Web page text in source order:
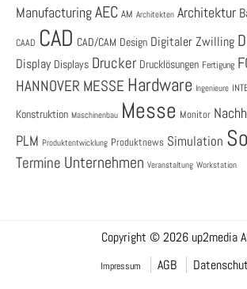
ManufacturingAEC AM Architekten Architektur
CAAD CAD CAD/CAM Design Digitaler Zwilling
Display Displays Drucker Drucklösungen Fertigung
HANNOVER MESSE Hardware Ingenieure
Konstruktion Maschinenbau Messe Monitor
PLM Produktentwicklung Produktnews Simulation
Termine Unternehmen Veranstaltung Workstation
Copyright © 2026 up2media
Impressum AGB